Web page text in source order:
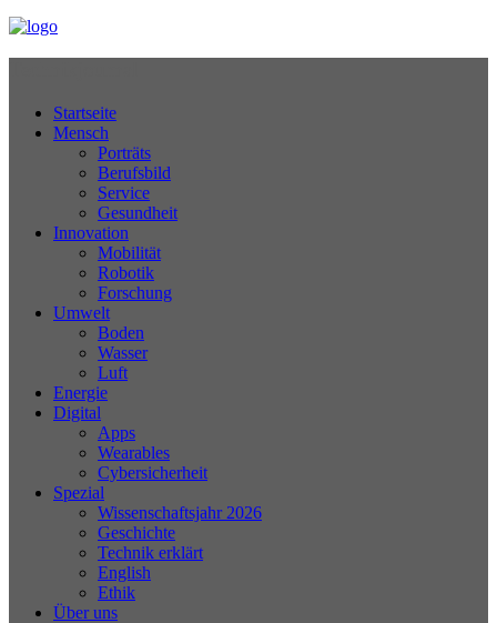
Startseite
Mensch
Porträts
Berufsbild
Service
Gesundheit
Innovation
Mobilität
Robotik
Forschung
Umwelt
Boden
Wasser
Luft
Energie
Digital
Apps
Wearables
Cybersicherheit
Spezial
Wissenschaftsjahr 2026
Geschichte
Technik erklärt
English
Ethik
Über uns